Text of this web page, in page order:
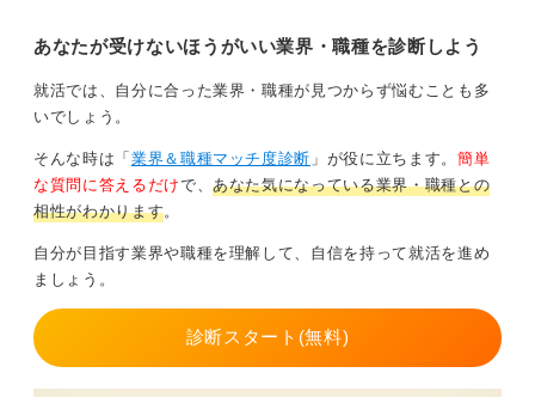
あなたが受けないほうがいい業界・職種を診断しよう
就活では、自分に合った業界・職種が見つからず悩むことも多
いでしょう。
そんな時は「 業界＆職種マッチ度診断 」が役に立ちます。 簡単
な質問に答えるだけで、あなた気になっている業界・職種との
相性がわかります。
自分が目指す業界や職種を理解して、自信を持って就活を進め
ましょう。
診断スタート(無料)